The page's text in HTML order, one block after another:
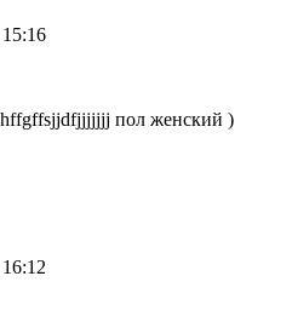
hffgffsjjdfjjjjjjj пол женский )